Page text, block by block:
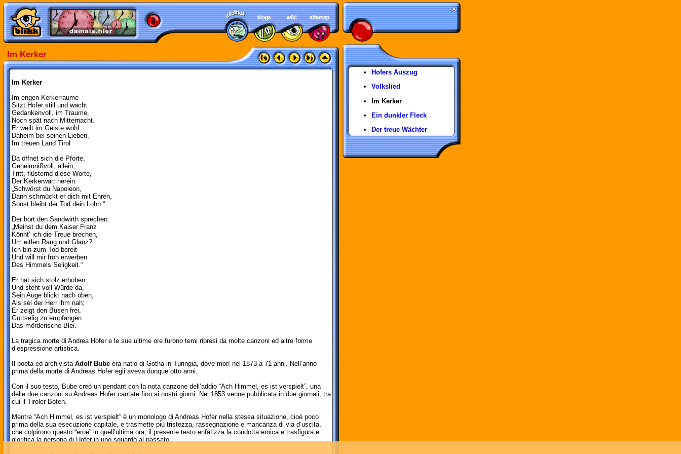
Im Kerker
Im Kerker
Im engen Kerkerraume
Sitzt Hofer still und wacht
Gedankenvoll, im Traume,
Noch spät nach Mitternacht.
Er weilt im Geiste wohl
Daheim bei seinen Lieben,
Im treuen Land Tirol
Da öffnet sich die Pforte,
Geheimnißvoll, allein,
Tritt, flüsternd diese Worte,
Der Kerkerwart herein:
„Schwörst du Napoleon,
Dann schmückt er dich mit Ehren,
Sonst bleibt der Tod dein Lohn.“
Der hört den Sandwirth sprechen:
„Meinst du dem Kaiser Franz
Könnt’ ich die Treue brechen,
Um eitlen Rang und Glanz?
Ich bin zum Tod bereit
Und will mir froh erwerben
Des Himmels Seligkeit.“
Er hat sich stolz erhoben
Und steht voll Würde da,
Sein Auge blickt nach oben,
Als sei der Herr ihm nah;
Er zeigt den Busen frei,
Gottselig zu empfangen
Das mörderische Blei.
La tragica morte di Andrea Hofer e le sue ultime ore furono temi ripresi da molte canzoni ed altre forme
d’espressione artistica.
Il poeta ed archivista Adolf Bube era natio di Gotha in Turingia, dove morì nel 1873 a 71 anni. Nell’anno
prima della morte di Andreas Hofer egli aveva dunque otto anni.
Con il suo testo, Bube creò un pendant con la nota canzone dell’addio “Ach Himmel, es ist verspielt”, una
delle due canzoni su Andreas Hofer cantate fino ai nostri giorni. Nel 1853 venne pubblicata in due giornali, tra
cui il Tiroler Boten.
Mentre “Ach Himmel, es ist verspielt“ è un monologo di Andreas Hofer nella stessa situazione, cioè poco
prima della sua esecuzione capitale, e trasmette più tristezza, rassegnazione e mancanza di via d’uscita,
che colpirono questo “eroe” in quell’ultima ora, il presente testo enfatizza la condotta eroica e trasfigura e
glorifica la persona di Hofer in uno sguardo al passato.
Hofers Auszug
Volkslied
Im Kerker
Ein dunkler Fleck
Der treue Wächter